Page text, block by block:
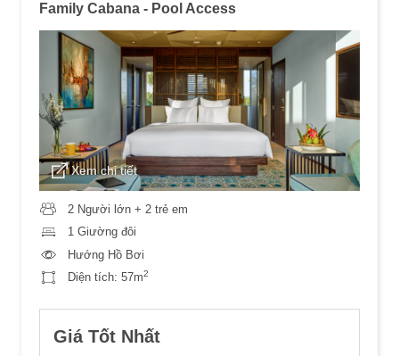
Family Cabana - Pool Access
Xem chi tiết
2 Người lớn + 2 trẻ em
1 Giường đôi
Hướng Hồ Bơi
Diện tích: 57m2
Giá Tốt Nhất